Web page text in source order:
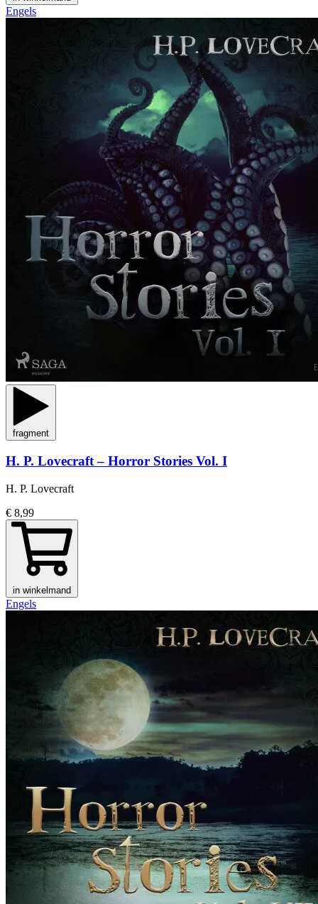
Engels
fragment
H. P. Lovecraft – Horror Stories Vol. I
H. P. Lovecraft
€ 8,99
in winkelmand
Engels